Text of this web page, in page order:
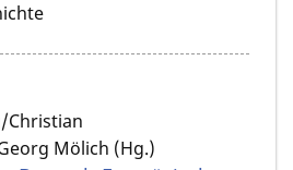
Christian
Mölich (Hg.)